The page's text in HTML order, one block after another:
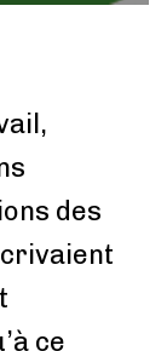
des
ce